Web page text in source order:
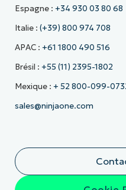
Espagne : +34 930 03 80 68
Italie : (+39) 800 974 708
APAC : +61 1800 490 516
Brésil : +55 (11) 2395-1802
Mexique : + 52 800-099-
sales@ninjaone.com